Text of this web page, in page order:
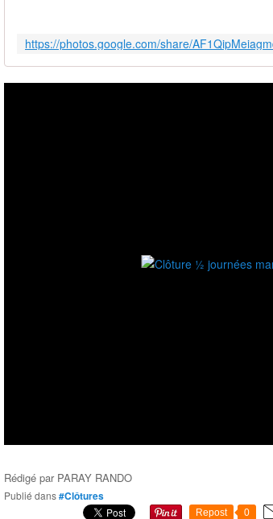
Rédigé par PARAY RANDO
Publié dans#Clôtures
Repost 0